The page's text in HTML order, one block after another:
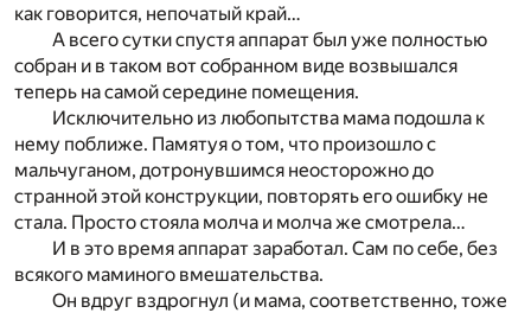
как говорится, непочатый край…
А всего сутки спустя аппарат был уже полностью
собран и в таком вот собранном виде возвышался
теперь на самой середине помещения.
Исключительно из любопытства мама подошла к
нему поближе. Памятуя о том, что произошло с
мальчуганом, дотронувшимся неосторожно до
странной этой конструкции, повторять его ошибку не
стала. Просто стояла молча и молча же смотрела…
И в это время аппарат заработал. Сам по себе, без
всякого маминого вмешательства.
Он вдруг вздрогнул (и мама, соответственно, тоже